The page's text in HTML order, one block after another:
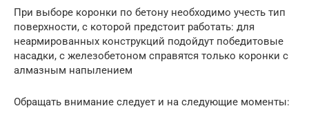
При выборе коронки по бетону необходимо учесть тип
поверхности, с которой предстоит работать: для
неармированных конструкций подойдут победитовые
насадки, с железобетоном справятся только коронки с
алмазным напылением
Обращать внимание следует и на следующие моменты: